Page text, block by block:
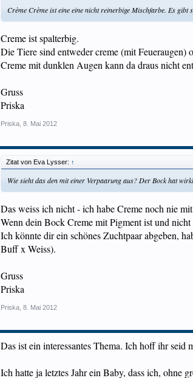
Crème Crème ist eine eine nicht reinerbige Mischfarbe. Es gibt
Creme ist spalterbig.
Die Tiere sind entweder creme (mit
Creme mit dunklen Augen kann da draus nicht
Gruss
Priska
Priska 8. Mai 2012
Zitat von Eva Lysser: ↑
Wie sieht das den mit einer Verpaarung aus? Der Bock hat
Das weiss ich nicht - ich habe Creme noch nie
Wenn dein Bock Creme mit Pigment ist und
Ich könnte dir ein schönes Zuchtpaar abgeben,
Buff x Weiss).
Gruss
Priska
Priska 8. Mai 2012
Das ist ein interessantes Thema. Ich hoff ihr
Ich hatte ja letztes Jahr ein Baby, dass ich, ohne